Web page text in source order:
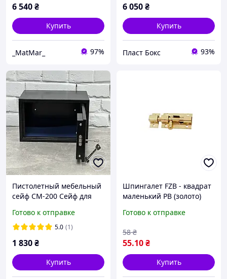
6 540₴
Купить
_MatMar_ 97%
для дома. 1765406223
6 050₴
Купить
Пласт Бокс 93%
Пистолетный мебельный
сейф СМ-200 Сейф для
пистолета
Готово к отправке
5.0 (1)
1 830₴
Купить
Шпингалет FZB - квадрат
маленький РВ (золото)
Готово к отправке
55.10₴
58 ₴
Купить